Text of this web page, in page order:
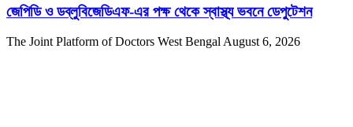
জেপিডি ও ডব্লুবিজেডিএফ-এর পক্ষ থেকে স্বাস্থ্য ভবনে ডেপুটেশন
The Joint Platform of Doctors West BengalAugust 6, 2026